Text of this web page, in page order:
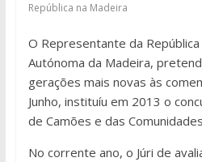
República na Madeira
O Representante da
Autónoma da Madeira,
gerações mais novas às
Junho, instituíu em 2013 o
de Camões e das
No corrente ano, o Júri de